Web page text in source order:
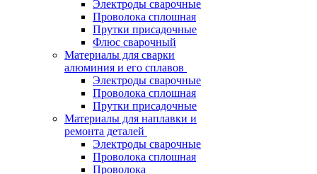
Электроды сварочные
Проволока сплошная
Прутки присадочные
Флюс сварочный
Материалы для сварки
алюминия и его сплавов
Электроды сварочные
Проволока сплошная
Прутки присадочные
Материалы для наплавки и
ремонта деталей
Электроды сварочные
Проволока сплошная
Проволока